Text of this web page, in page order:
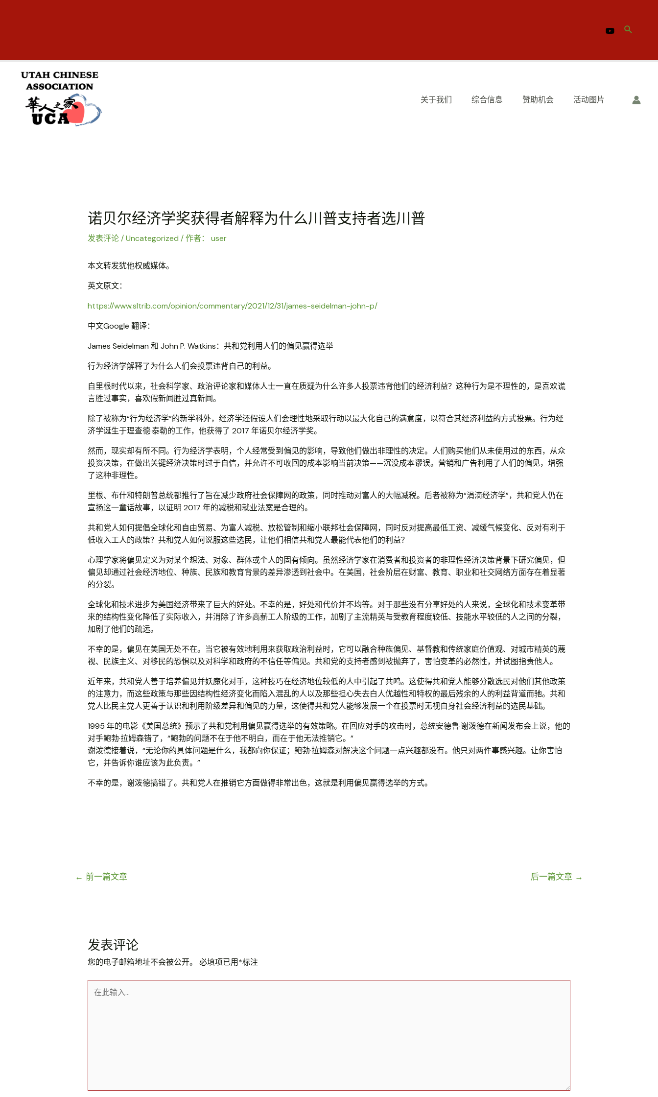
搜
关于我们 综合信息 赞助机会 活动图片
诺贝尔经济学奖获得者解释为什么川普支持者选川普
发表评论 /Uncategorized / 作者： user
本文转发犹他权威媒体。
英文原文：
https://www.sltrib.com/opinion/commentary/2021/12/31/james-seidelman-john-p/
中文Google 翻译：
James Seidelman 和 John P. Watkins：共和党利用人们的偏见赢得选举
行为经济学解释了为什么人们会投票违背自己的利益。
自里根时代以来，社会科学家、政治评论家和媒体人士一直在质疑为什么许多人投票违背他们的经济利益？这种行为是不理性的，是喜欢谎
言胜过事实，喜欢假新闻胜过真新闻。
除了被称为“行为经济学”的新学科外，经济学还假设人们会理性地采取行动以最大化自己的满意度，以符合其经济利益的方式投票。行为经
济学诞生于理查德·泰勒的工作，他获得了 2017 年诺贝尔经济学奖。
然而，现实却有所不同。行为经济学表明，个人经常受到偏见的影响，导致他们做出非理性的决定。人们购买他们从未使用过的东西，从众
投资决策，在做出关键经济决策时过于自信，并允许不可收回的成本影响当前决策——沉没成本谬误。营销和广告利用了人们的偏见，增强
了这种非理性。
里根、布什和特朗普总统都推行了旨在减少政府社会保障网的政策，同时推动对富人的大幅减税。后者被称为“涓滴经济学”，共和党人仍在
宣扬这一童话故事，以证明 2017 年的减税和就业法案是合理的。
共和党人如何提倡全球化和自由贸易、为富人减税、放松管制和缩小联邦社会保障网，同时反对提高最低工资、减缓气候变化、反对有利于
低收入工人的政策？共和党人如何说服这些选民，让他们相信共和党人最能代表他们的利益？
心理学家将偏见定义为对某个想法、对象、群体或个人的固有倾向。虽然经济学家在消费者和投资者的非理性经济决策背景下研究偏见，但
偏见却通过社会经济地位、种族、民族和教育背景的差异渗透到社会中。在美国，社会阶层在财富、教育、职业和社交网络方面存在着显著
的分裂。
全球化和技术进步为美国经济带来了巨大的好处。不幸的是，好处和代价并不均等。对于那些没有分享好处的人来说，全球化和技术变革带
来的结构性变化降低了实际收入，并消除了许多高薪工人阶级的工作，加剧了主流精英与受教育程度较低、技能水平较低的人之间的分裂，
加剧了他们的疏远。
不幸的是，偏见在美国无处不在。当它被有效地利用来获取政治利益时，它可以融合种族偏见、基督教和传统家庭价值观、对城市精英的蔑
视、民族主义、对移民的恐惧以及对科学和政府的不信任等偏见。共和党的支持者感到被抛弃了，害怕变革的必然性，并试图指责他人。
近年来，共和党人善于培养偏见并妖魔化对手，这种技巧在经济地位较低的人中引起了共鸣。这使得共和党人能够分散选民对他们其他政策
的注意力，而这些政策与那些因结构性经济变化而陷入混乱的人以及那些担心失去白人优越性和特权的最后残余的人的利益背道而驰。共和
党人比民主党人更善于认识和利用阶级差异和偏见的力量，这使得共和党人能够发展一个在投票时无视自身社会经济利益的选民基础。
1995 年的电影《美国总统》预示了共和党利用偏见赢得选举的有效策略。在回应对手的攻击时，总统安德鲁·谢泼德在新闻发布会上说，他的
对手鲍勃·拉姆森错了，“鲍勃的问题不在于他不明白，而在于他无法推销它。”
谢泼德接着说，“无论你的具体问题是什么，我都向你保证；鲍勃·拉姆森对解决这个问题一点兴趣都没有。他只对两件事感兴趣。让你害怕
它，并告诉你谁应该为此负责。”
不幸的是，谢泼德搞错了。共和党人在推销它方面做得非常出色，这就是利用偏见赢得选举的方式。
← 前一篇文章 后一篇文章 →
发表评论
您的电子邮箱地址不会被公开。 必填项已用*标注